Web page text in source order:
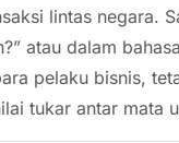
lintas negara.
atau dalam
pelaku bisnis,
tukar antar mata